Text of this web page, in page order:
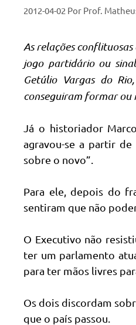
2012-04-02 Por Prof.
As relações
jogo partidário ou
Getúlio Vargas do
conseguiram formar
Já o historiador
agravou-se a partir
sobre o novo”.
Para ele, depois do
sentiram que não
O Executivo não
ter um parlamento
para ter mãos livres
Os dois discordam
que o país passou.